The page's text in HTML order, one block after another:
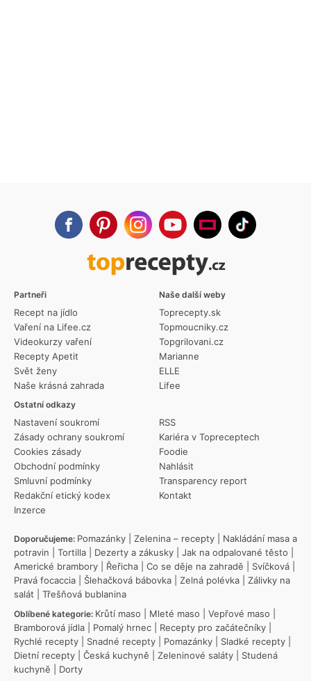
Partneři
Recept na jídlo
Vaření na Lifee.cz
Videokurzy vaření
Recepty Apetit
Svět ženy
Naše krásná zahrada
Ostatní odkazy
Nastavení soukromí
Zásady ochrany soukromí
Cookies zásady
Obchodní podmínky
Smluvní podmínky
Redakční etický kodex
Inzerce
RSS
Kariéra v Topreceptech
Foodie
Nahlásit
Transparency report
Kontakt
Naše další weby
Toprecepty.sk
Topmoucniky.cz
Topgrilovani.cz
Marianne
ELLE
Lifee
Doporučujeme: Pomazánky Zelenina – recepty
Nakládání masa a
potravin
Tortilla Dezerty a zákusky Jak na odpalované těsto
Americké brambory
Řeřicha Co se děje na zahradě Svíčková
Pravá focaccia
Šlehačková bábovka Zelná polévka
Zálivky na
salát
Třešňová bublanina
Oblíbené kategorie: Krůtí maso Mleté maso Vepřové maso
Bramborová jídla
Pomalý hrnec Recepty pro začátečníky
Rychlé recepty
Snadné recepty Pomazánky Sladké recepty
Dietní recepty
Česká kuchyně Zeleninové saláty
Studená
kuchyně
Dorty